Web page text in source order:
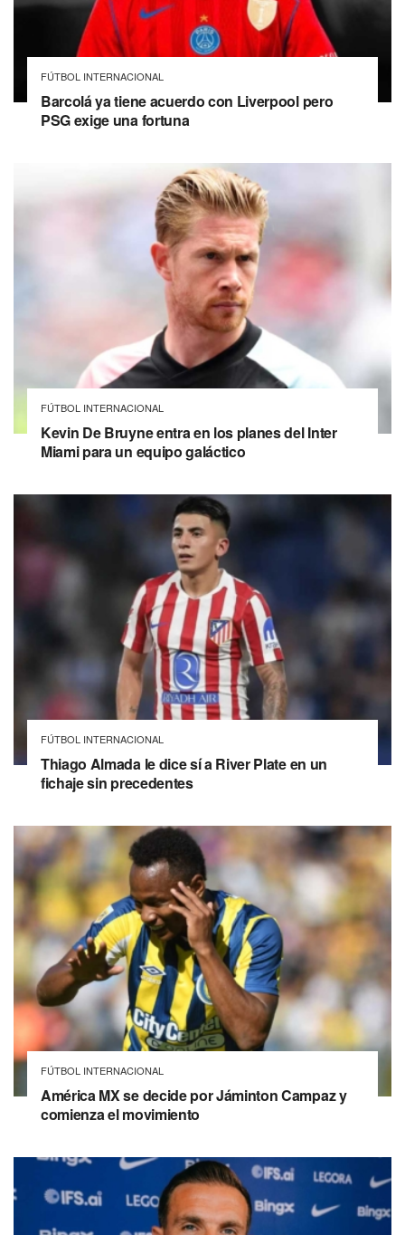
FÚTBOL INTERNACIONAL
Barcolá ya tiene acuerdo con Liverpool pero
PSG exige una fortuna
FÚTBOL INTERNACIONAL
Kevin De Bruyne entra en los planes del Inter
Miami para un equipo galáctico
FÚTBOL INTERNACIONAL
Thiago Almada le dice sí a River Plate en un
fichaje sin precedentes
FÚTBOL INTERNACIONAL
América MX se decide por Jáminton Campaz y
comienza el movimiento